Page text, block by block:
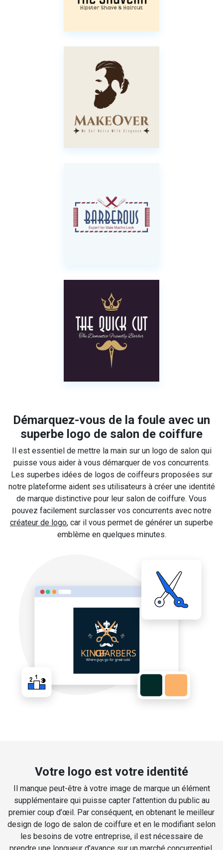
Démarquez-vous de la foule avec un
superbe logo de salon de coiffure
Il est essentiel de mettre la main sur un logo de salon qui
puisse vous aider à vous démarquer de vos concurrents.
Les superbes idées de logos de coiffeurs proposées sur
notre plateforme aident ses utilisateurs à créer une identité
de marque distinctive pour leur salon de coiffure. Vous
pouvez facilement surclasser vos concurrents avec notre
créateur de logo, car il vous permet de générer un superbe
emblème en quelques minutes.
Votre logo est votre identité
Il manque peut-être à votre image de marque un élément
supplémentaire qui puisse capter l’attention du public au
premier coup d’œil. Par conséquent, en obtenant le meilleur
design de logo de salon de coiffure et en le modifiant selon
les besoins de votre entreprise, il est nécessaire de